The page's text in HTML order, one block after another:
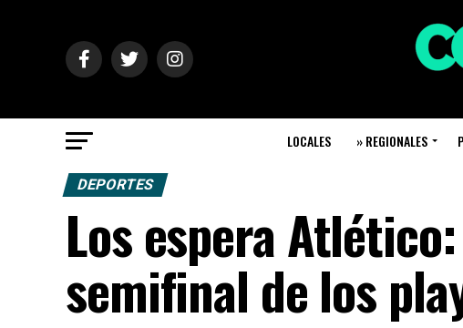
LOCALES » REGIONALES
DEPORTES
Los espera
semifinal de los